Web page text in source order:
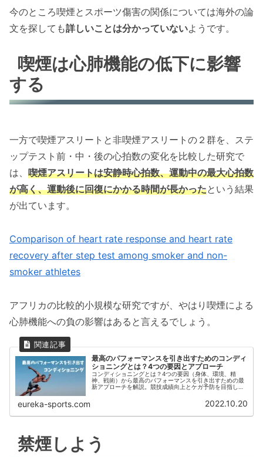
今のところ喫煙とスポーツ傷害の関係については海外の論
文を探しても詳しいことは分かっていないようです。
喫煙は心肺機能の低下に影響
する
一方で喫煙アスリートと非喫煙アスリートの２群を、ステ
ップテスト前・中・後の心拍数の変化を比較した研究で
は、 喫煙アスリートは安静時心拍数、運動中の最大心拍数
が高く、運動後に回復にかかる時間が長かったという結果
が出ています。
Comparison of heart rate response and heart rate
recovery after step test among smoker and non-
smoker athletes
アフリカの比較的小規模な研究ですが、やはり喫煙による
心肺機能への負の影響はあると言えるでしょう。
最高のパフォーマンスを引き出すためのコンディ
ショニングとは？4つの要因とアプローチ
コンディショニングとは？4つの要因（身体、環境、精
神、戦術）から最高のパフォーマンスを引き出すための最
新アプローチを解説。競技成績向上とケガ予防を目指し、
グ方法を紹介。最適なコンディショニング戦略を学びまし
eureka-sports.com 2022.10.20
禁煙しよう